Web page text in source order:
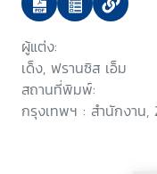
ผู้แต่ง:
เด็ง, ฟรานซิส เอ็ม
สถานที่พิมพ์:
กรุงเทพฯ : สำนักงาน,